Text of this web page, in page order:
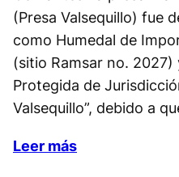
(Presa Valsequillo) fue
como Humedal de
(sitio Ramsar no. 2027)
Protegida de
Valsequillo”, debido a
Leer más